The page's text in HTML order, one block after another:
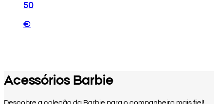
50
€
Acessórios Barbie
Descobre a coleção da Barbie para o companheiro mais fiel!